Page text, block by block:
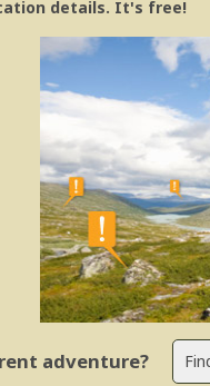
details. It's free!
adventure?